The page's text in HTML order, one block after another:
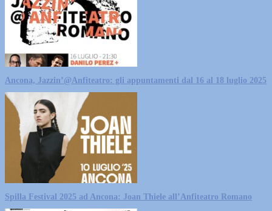
Ancona, Jazzin’@Anfiteatro: gli appuntamenti dal 16 al 18 luglio 2025
Spilla Festival 2025 ad Ancona: Joan Thiele all’Anfiteatro Romano